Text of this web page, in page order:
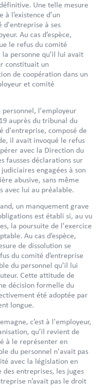
Une telle mesure
l’existence d’un
d'entreprise à ses
Au cas d’espèce,
le refus du comité
personne qu’il lui avait
constituait un
de coopération dans un
et comité
personnel, l'employeur
auprès du tribunal du
d'entreprise, composé de
il avait invoqué le refus
avec la Direction du
fausses déclarations sur
engagées à son
abusive, sans même
avec lui au préalable.
un manquement grave
est établi si, au vu
la poursuite de l'exercice
Au cas d’espèce,
de dissolution se
du comité d’entreprise
du personnel qu’il lui
Cette attitude de
décision formelle du
été adoptée par
longue.
c’est à l'employeur,
qu’il revient de
à le représenter en
du personnel n'avait pas
avec la législation en
des entreprises, les juges
n’avait pas le droit